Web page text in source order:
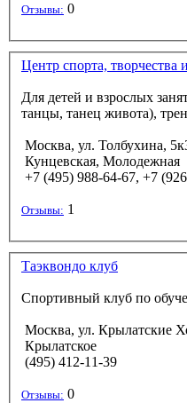
Отзывы: 0
Центр спорта, творчества
Для детей и взрослых
Москва, ул. Толбухина,
Кунцевская, Молодежная
+7 (495) 988-64-67, +7
Отзывы: 1
Таэквондо клуб
Спортивный клуб по
Москва, ул. Крылатские
Крылатское
(495) 412-11-39
Отзывы: 0